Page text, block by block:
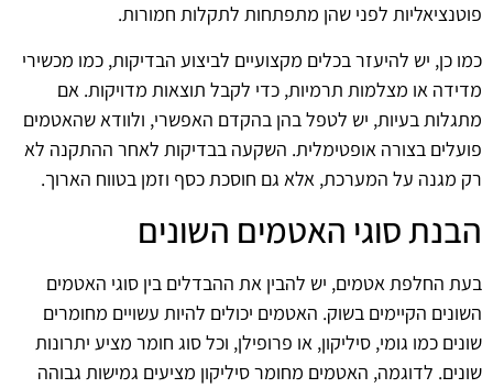
פוטנציאליות לפני שהן מתפתחות לתקלות חמורות.
כמו כן, יש להיעזר בכלים מקצועיים לביצוע הבדיקות, כמו מכשירי
מדידה או מצלמות תרמיות, כדי לקבל תוצאות מדויקות. אם
מתגלות בעיות, יש לטפל בהן בהקדם האפשרי, ולוודא שהאטמים
פועלים בצורה אופטימלית. השקעה בבדיקות לאחר ההתקנה לא
רק מגנה על המערכת, אלא גם חוסכת כסף וזמן בטווח הארוך.
הבנת סוגי האטמים השונים
בעת החלפת אטמים, יש להבין את ההבדלים בין סוגי האטמים
השונים הקיימים בשוק. האטמים יכולים להיות עשויים מחומרים
שונים כמו גומי, סיליקון, או פרופילן, וכל סוג חומר מציע יתרונות
שונים. לדוגמה, האטמים מחומר סיליקון מציעים גמישות גבוהה